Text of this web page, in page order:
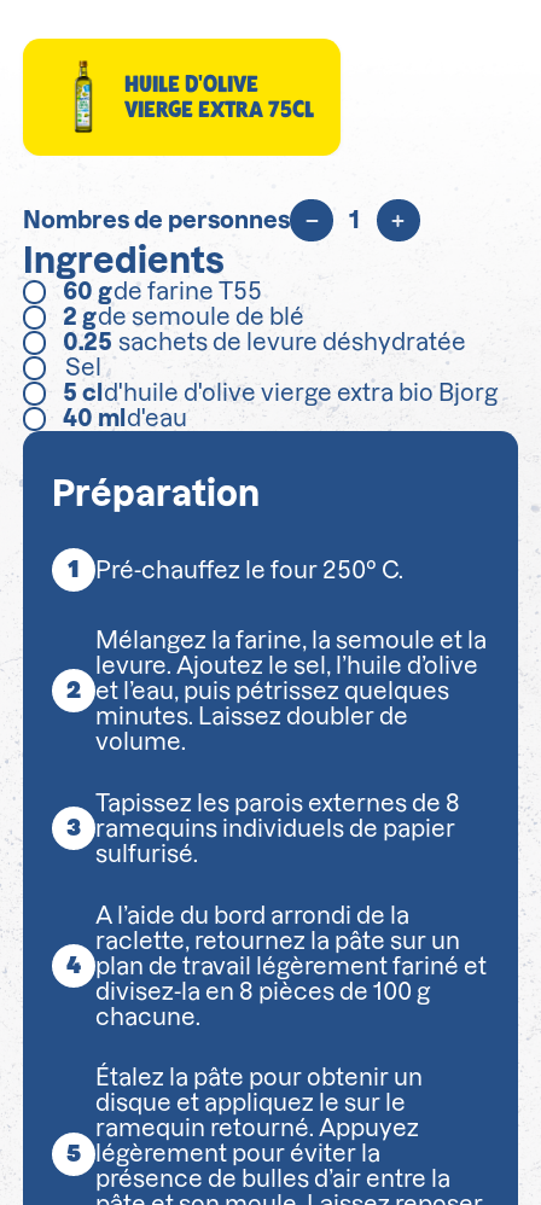
HUILE D'OLIVE
VIERGE EXTRA 75CL
Nombres de personnes 1
Ingredients
60 gde farine T55
2 gde semoule de blé
0.25 sachets de levure déshydratée
Sel
5 cl d'huile d'olive vierge extra bio Bjorg
40 ml d'eau
Préparation
Pré-chauffez le four 250° C.
Mélangez la farine, la semoule et la
levure. Ajoutez le sel, l’huile d’olive
et l’eau, puis pétrissez quelques
minutes. Laissez doubler de
volume.
Tapissez les parois externes de 8
ramequins individuels de papier
sulfurisé.
A l’aide du bord arrondi de la
raclette, retournez la pâte sur un
plan de travail légèrement fariné et
divisez-la en 8 pièces de 100 g
chacune.
Étalez la pâte pour obtenir un
disque et appliquez le sur le
ramequin retourné. Appuyez
légèrement pour éviter la
présence de bulles d’air entre la